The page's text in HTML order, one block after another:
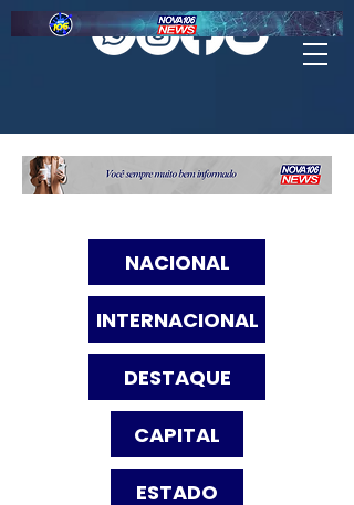
NACIONAL
INTERNACIONAL
DESTAQUE
CAPITAL
ESTADO